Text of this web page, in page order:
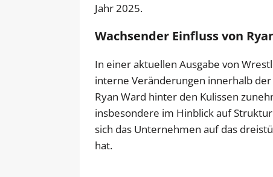
Jahr 2025.
Wachsender Einfluss von
In einer aktuellen Ausgabe von
interne Veränderungen innerhalb
Ryan Ward hinter den Kulissen
insbesondere im Hinblick auf
sich das Unternehmen auf das
hat.